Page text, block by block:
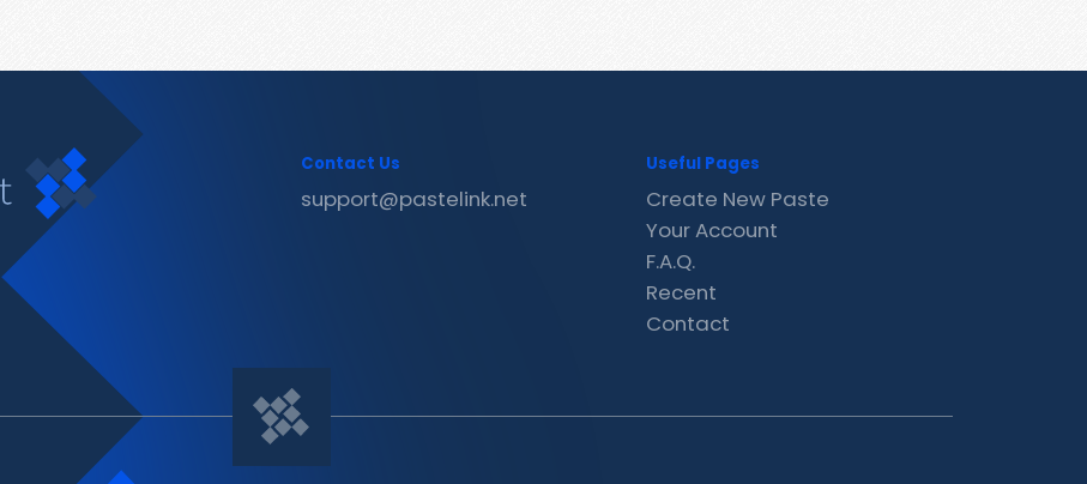
Contact Us
support@pastelink.net
Useful Pages
Create New Paste
Your Account
F.A.Q.
Recent
Contact